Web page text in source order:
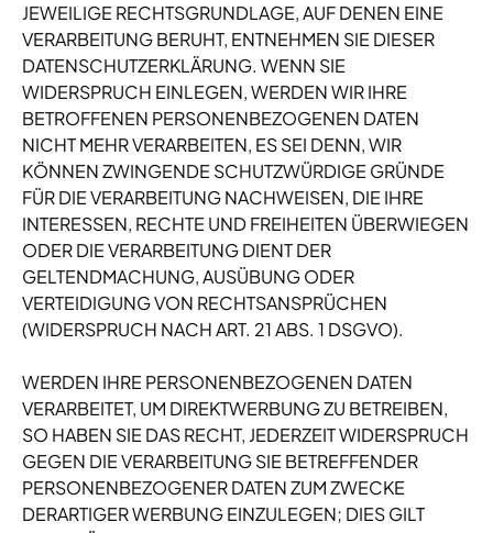
JEWEILIGE RECHTSGRUNDLAGE, AUF DENEN EINE
VERARBEITUNG BERUHT, ENTNEHMEN SIE DIESER
DATENSCHUTZERKLÄRUNG. WENN SIE
WIDERSPRUCH EINLEGEN, WERDEN WIR IHRE
BETROFFENEN PERSONENBEZOGENEN DATEN
NICHT MEHR VERARBEITEN, ES SEI DENN, WIR
KÖNNEN ZWINGENDE SCHUTZWÜRDIGE GRÜNDE
FÜR DIE VERARBEITUNG NACHWEISEN, DIE IHRE
INTERESSEN, RECHTE UND FREIHEITEN ÜBERWIEGEN
ODER DIE VERARBEITUNG DIENT DER
GELTENDMACHUNG, AUSÜBUNG ODER
VERTEIDIGUNG VON RECHTSANSPRÜCHEN
(WIDERSPRUCH NACH ART. 21 ABS. 1 DSGVO).
WERDEN IHRE PERSONENBEZOGENEN DATEN
VERARBEITET, UM DIREKTWERBUNG ZU BETREIBEN,
SO HABEN SIE DAS RECHT, JEDERZEIT WIDERSPRUCH
GEGEN DIE VERARBEITUNG SIE BETREFFENDER
PERSONENBEZOGENER DATEN ZUM ZWECKE
DERARTIGER WERBUNG EINZULEGEN; DIES GILT